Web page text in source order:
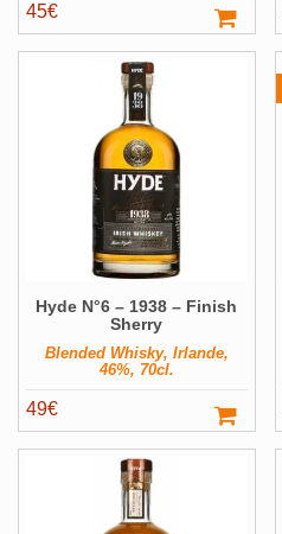
45€
Hyde N°6 – 1938 – Finish
Sherry
Blended Whisky, Irlande,
46%, 70cl.
49€